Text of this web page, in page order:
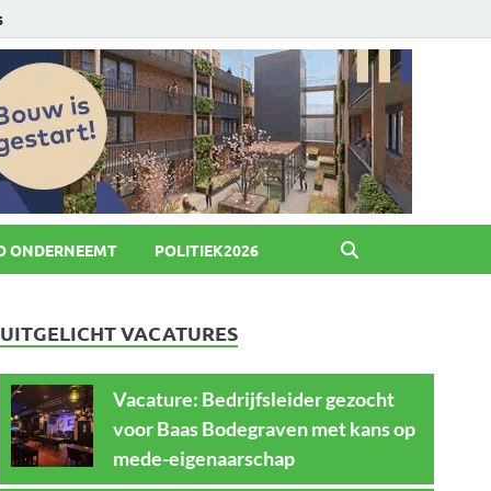
ONDERNEEMT POLITIEK2026
UITGELICHT VACATURES
Vacature: Bedrijfsleider gezocht
voor Baas Bodegraven met kans op
mede-eigenaarschap